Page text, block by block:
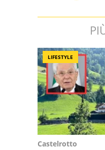
LIFESTYLE
Castelrotto